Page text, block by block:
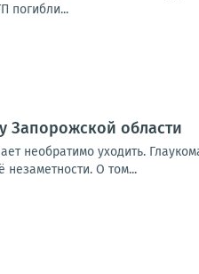
погибли...
Запорожской области
необратимо уходить.
О том...